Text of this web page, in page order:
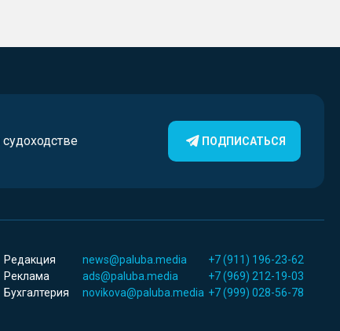
ПОДПИСАТЬСЯ
Редакция news@paluba.media
+7 (911) 196-23-62
Реклама
ads@paluba.media
+7 (969) 212-19-03
Бухгалтерия
novikova@paluba.media +7 (999) 028-56-78